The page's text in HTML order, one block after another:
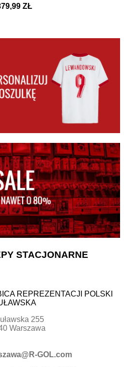
ZŁ
STACJONARNE
REPREZENTACJI POLSKI
255
Warszawa
GOL.com